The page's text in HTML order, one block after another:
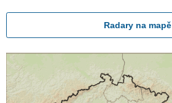
Radary na mapě